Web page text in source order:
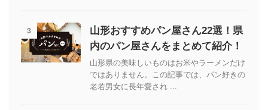
3
山形おすすめパン屋さん22選！県
内のパン屋さんをまとめて紹介！
山形県の美味しいものはお米やラーメンだけ
ではありません。この記事では、パン好きの
老若男女に長年愛され ...